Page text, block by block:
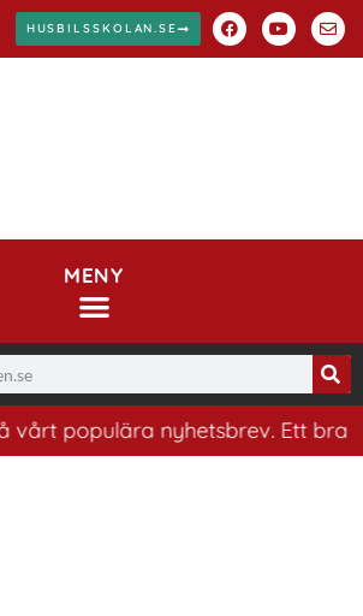
HUSBILSSKOLAN.SE
MENY
nyhetsbrev. Ett bra sätt